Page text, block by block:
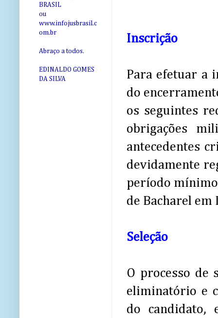
Inscrição
Para efetuar a
do
os seguintes
obrigações
antecedentes
devidamente
período mínimo
de Bacharel em
Seleção
O processo de
eliminatório e
do candidato,
BRASIL
ou
www.infojusbrasil.c
om.br
Abraço a todos.
EDINALDO GOMES
DA SILVA